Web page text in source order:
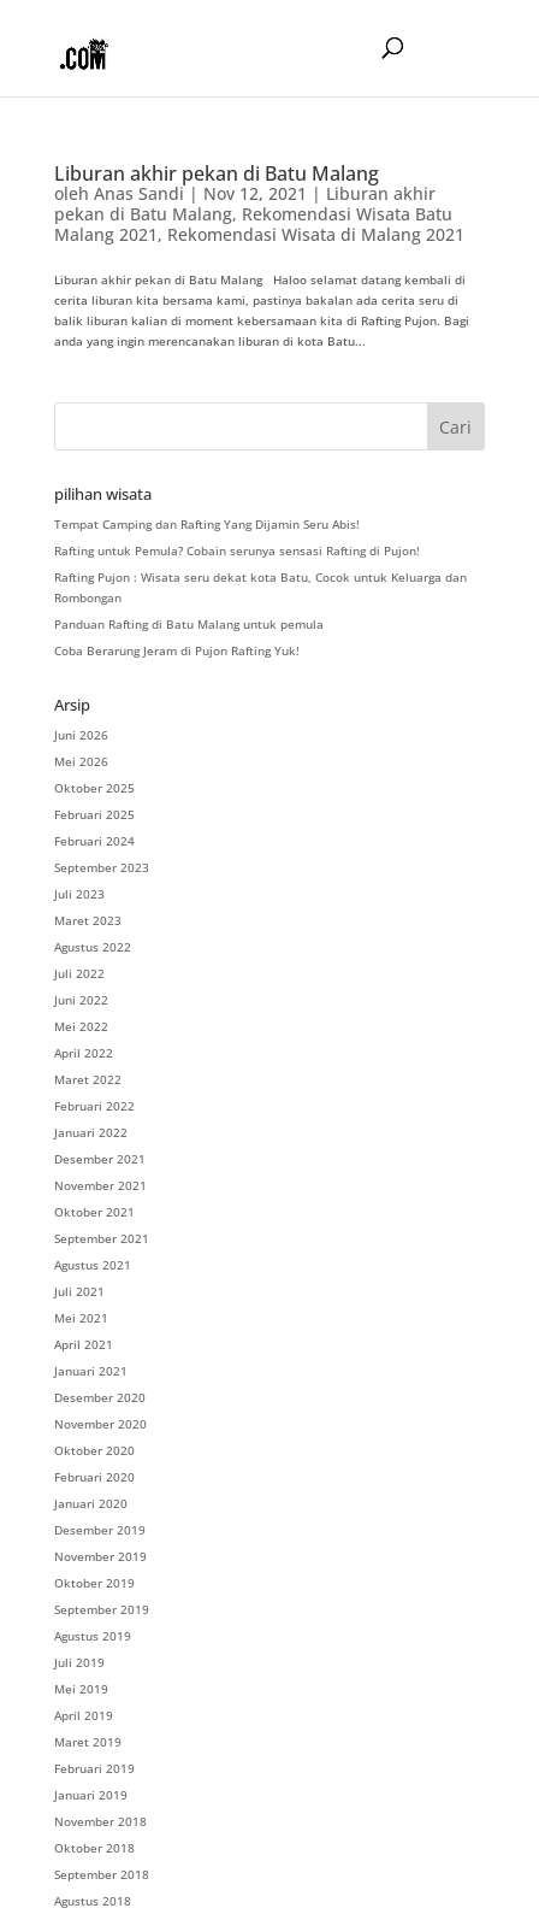
Liburan akhir pekan di Batu Malang
oleh Anas Sandi| Nov 12, 2021 | Liburan akhir
pekan di Batu Malang, Rekomendasi Wisata Batu
Malang 2021 , Rekomendasi Wisata di Malang 2021
Liburan akhir pekan di Batu Malang Haloo selamat datang kembali di
cerita liburan kita bersama kami, pastinya bakalan ada cerita seru di
balik liburan kalian di moment kebersamaan kita di Rafting Pujon. Bagi
anda yang ingin merencanakan liburan di kota Batu...
pilihan wisata
Tempat Camping dan Rafting Yang Dijamin Seru Abis!
Rafting untuk Pemula? Cobain serunya sensasi Rafting di Pujon!
Rafting Pujon : Wisata seru dekat kota Batu, Cocok untuk Keluarga dan
Rombongan
Panduan Rafting di Batu Malang untuk pemula
Coba Berarung Jeram di Pujon Rafting Yuk!
Arsip
Juni 2026
Mei 2026
Oktober 2025
Februari 2025
Februari 2024
September 2023
Juli 2023
Maret 2023
Agustus 2022
Juli 2022
Juni 2022
Mei 2022
April 2022
Maret 2022
Februari 2022
Januari 2022
Desember 2021
November 2021
Oktober 2021
September 2021
Agustus 2021
Juli 2021
Mei 2021
April 2021
Januari 2021
Desember 2020
November 2020
Oktober 2020
Februari 2020
Januari 2020
Desember 2019
November 2019
Oktober 2019
September 2019
Agustus 2019
Juli 2019
Mei 2019
April 2019
Maret 2019
Februari 2019
Januari 2019
November 2018
Oktober 2018
September 2018
Agustus 2018